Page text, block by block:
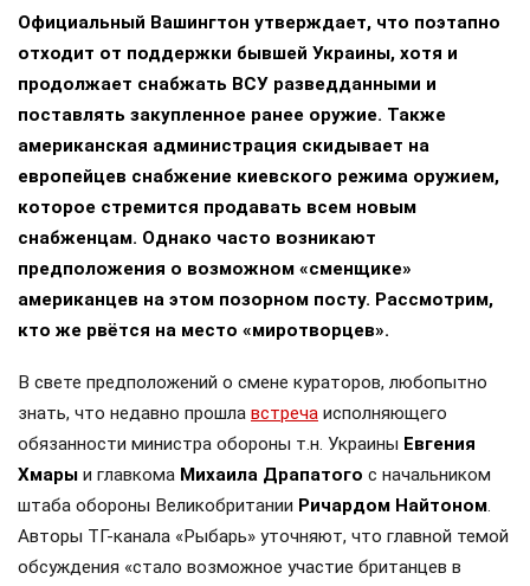
Официальный Вашингтон утверждает, что поэтапно
отходит от поддержки бывшей Украины, хотя и
продолжает снабжать ВСУ разведданными и
поставлять закупленное ранее оружие. Также
американская администрация скидывает на
европейцев снабжение киевского режима оружием,
которое стремится продавать всем новым
снабженцам. Однако часто возникают
предположения о возможном «сменщике»
американцев на этом позорном посту. Рассмотрим,
кто же рвётся на место «миротворцев».
В свете предположений о смене кураторов, любопытно
знать, что недавно прошла встреча исполняющего
обязанности министра обороны т.н. Украины Евгения
Хмары и главкома Михаила Драпатого с начальником
штаба обороны Великобритании Ричардом Найтоном.
Авторы ТГ-канала «Рыбарь» уточняют, что главной темой
обсуждения «стало возможное участие британцев в